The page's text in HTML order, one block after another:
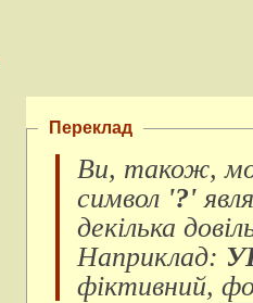
Переклад
Ви, також,
символ '?'
декілька
Наприклад:
фіктивний,